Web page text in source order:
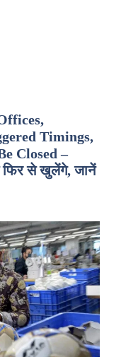
Timings,
Closed –
फिर से खुलेंगे, जानें